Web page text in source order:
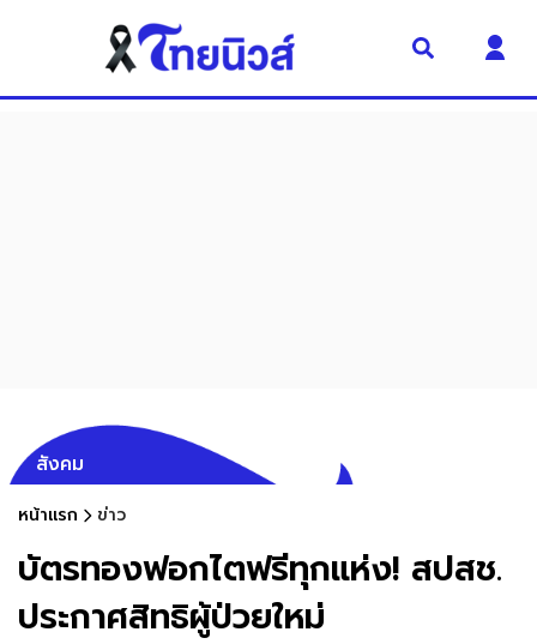
สังคม
หน้าแรก ข่าว
บัตรทองฟอกไตฟรีทุกแห่ง! สปสช.
ประกาศสิทธิผู้ป่วยใหม่